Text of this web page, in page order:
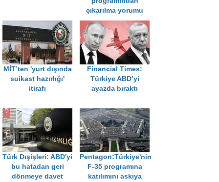
çıkarılma yorumu
MİT’ten 'yurt dışında
suikast hazırlığı'
itirafı
Financial Times:
Türkiye ABD’yi
ayazda bıraktı
Türk Dışişleri: ABD'yi
bu hatadan geri
dönmeye davet
Pentagon:Türkiye'nin
F-35 programına
katılımını askıya